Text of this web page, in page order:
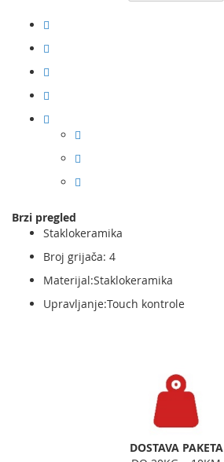
Brzi pregled
Staklokeramika
Broj grijača: 4
Materijal:Staklokeramika
Upravljanje:Touch kontrole
DOSTAVA PAKETA